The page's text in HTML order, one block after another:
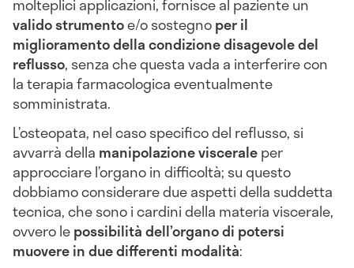
valido strumentoe/o sostegnoper il
miglioramento della condizione disagevole del
reflusso, senza che questa vada a interferire con
la terapia farmacologica eventualmente
somministrata.
L’osteopata, nel caso specifico del reflusso, si
avvarrà della manipolazione visceraleper
approcciare l’organo in difficoltà; su questo
dobbiamo considerare due aspetti della suddetta
tecnica, che sono i cardini della materia viscerale,
ovvero lepossibilità dell’organo di potersi
muovere in due differenti modalità: